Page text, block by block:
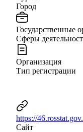
Город
Государственные
Сферы
Организация
Тип регистрации
https://
Сайт